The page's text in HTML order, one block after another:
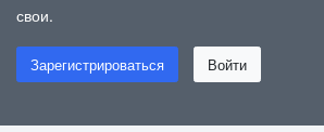
свои.
Зарегистрироваться Войти